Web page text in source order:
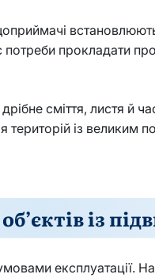
прокладати
сміття, листя й
територій із
із
експлуатації.